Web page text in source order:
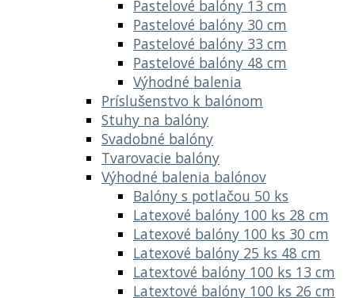
Pastelové balóny 13 cm
Pastelové balóny 30 cm
Pastelové balóny 33 cm
Pastelové balóny 48 cm
Výhodné balenia
Príslušenstvo k balónom
Stuhy na balóny
Svadobné balóny
Tvarovacie balóny
Výhodné balenia balónov
Balóny s potlačou 50 ks
Latexové balóny 100 ks 28 cm
Latexové balóny 100 ks 30 cm
Latexové balóny 25 ks 48 cm
Latextové balóny 100 ks 13 cm
Latextové balóny 100 ks 26 cm